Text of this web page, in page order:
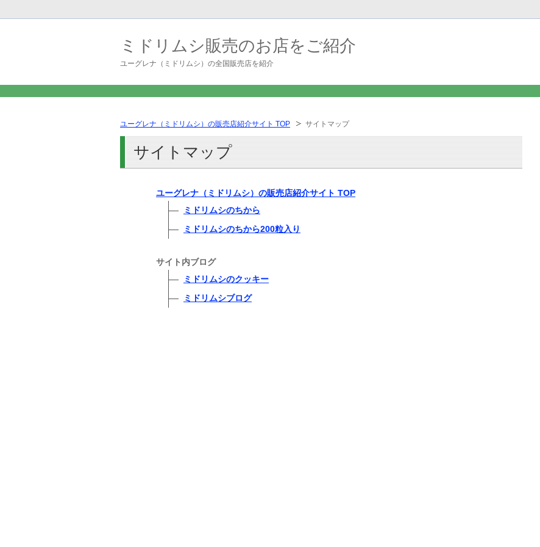
ユーグレナ（ミドリムシ）の販売店紹介サイト TOP サイトマップ
サイトマップ
ユーグレナ（ミドリムシ）の販売店紹介サイト TOP
ミドリムシのちから
ミドリムシのちから200粒入り
サイト内ブログ
ミドリムシのクッキー
ミドリムシブログ
ミドリムシ販売のお店をご紹介
ユーグレナ（ミドリムシ）の全国販売店を紹介